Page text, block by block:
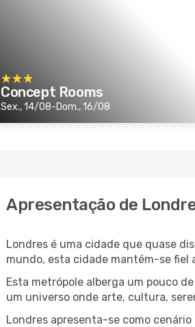
Concept Rooms
Sex., 14/08-Dom., 16/08
Apresentação de
Londres é uma cidade que quase
mundo, esta cidade mantém-se fiel
Esta metrópole alberga um pouco
um universo onde arte, cultura,
Londres apresenta-se como